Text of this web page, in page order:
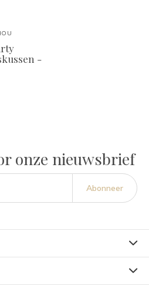
-
onze nieuwsbrief
Abonneer